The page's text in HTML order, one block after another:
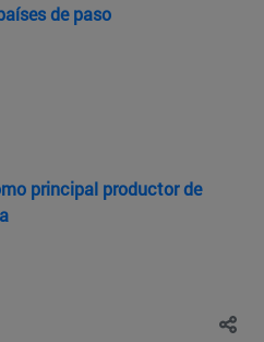
de paso
principal productor de